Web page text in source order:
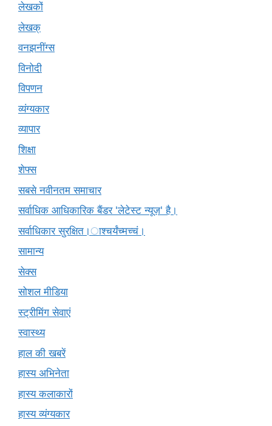
लेखकों
लेखक्
वनझनींग्स
विनोदी
विपणन
व्यंग्यकार
व्यापार
शिक्षा
शेफ्स
सबसे नवीनतम समाचार
सर्वाधिक आधिकारिक बैंडर 'लेटेस्ट न्यूज़' है।
सर्वाधिकार सुरक्षित।ाश्चर्यंच्मच्चं।
सामान्य
सेक्स
सोशल मीडिया
स्ट्रीमिंग सेवाएं
स्वास्थ्य
हाल की खबरें
हास्य अभिनेता
हास्य कलाकारों
हास्य व्यंग्यकार